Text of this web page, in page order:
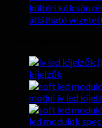
kültéri
átlátható
kijelzők
modul ív led
led modulok